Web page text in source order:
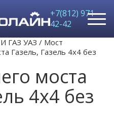
+7(812) 971-
42-42
ГАЗ УАЗ / Мост
Газель, Газель 4х4 без
моста
4х4 без